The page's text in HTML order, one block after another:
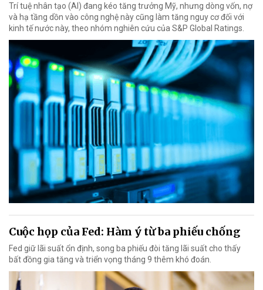
Trí tuệ nhân tạo (AI) đang kéo tăng trưởng Mỹ, nhưng dòng vốn, nợ
và hạ tầng dồn vào công nghệ này cũng làm tăng nguy cơ đối với
kinh tế nước này, theo nhóm nghiên cứu của S&P Global Ratings.
Cuộc họp của Fed: Hàm ý từ ba phiếu chống
Fed giữ lãi suất ổn định, song ba phiếu đòi tăng lãi suất cho thấy
bất đồng gia tăng và triển vọng tháng 9 thêm khó đoán.